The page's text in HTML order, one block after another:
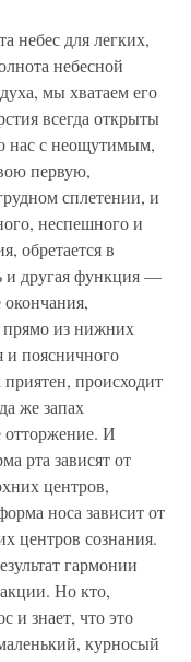
небес для легких,
небесной
мы хватаем его
всегда открыты
нас с неощутимым,
первую,
сплетении, и
неспешного и
обретается в
и другая функция —
прямо из нижних
и поясничного
происходит
же запах
отторжение. И
рта зависят от
центров,
носа зависит от
центров сознания.
гармонии
Но кто,
и знает, что это
курносый